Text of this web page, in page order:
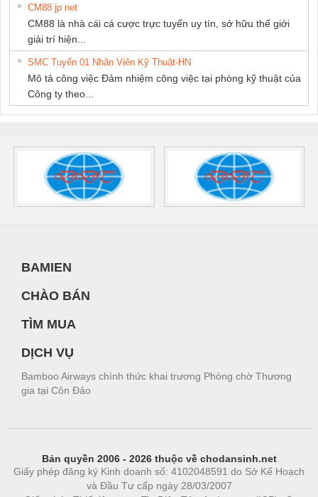
CM88 jp net
CM88 là nhà cái cá cược trực tuyến uy tín, sở hữu thế giới
giải trí hiện...
SMC Tuyển 01 Nhân Viên Kỹ Thuật-HN
Mô tả công việc Đảm nhiệm công việc tại phòng kỹ thuật của
Công ty theo...
BAMIEN
CHÀO BÁN
TÌM MUA
DỊCH VỤ
Bamboo Airways chính thức khai trương Phòng chờ Thương
gia tại Côn Đảo
Bản quyền 2006 - 2026 thuộc về chodansinh.net
Giấy phép đăng ký Kinh doanh số: 4102048591 do Sở Kế Hoạch
và Đầu Tư cấp ngày 28/03/2007